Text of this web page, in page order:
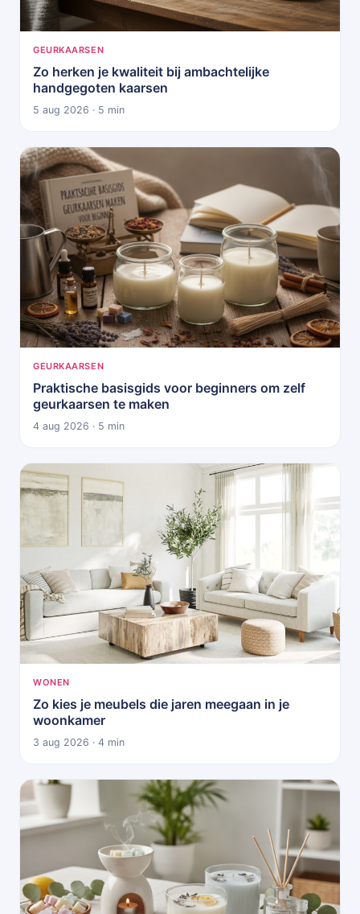
GEURKAARSEN
Zo herken je kwaliteit bij ambachtelijke
handgegoten kaarsen
5 aug 2026 · 5 min
GEURKAARSEN
Praktische basisgids voor beginners om zelf
geurkaarsen te maken
4 aug 2026 · 5 min
WONEN
Zo kies je meubels die jaren meegaan in je
woonkamer
3 aug 2026 · 4 min